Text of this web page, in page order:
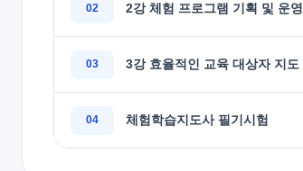
2강 체험 프로그램 기획 및 운영
3강 효율적인 교육 대상자 지도
체험학습지도사 필기시험